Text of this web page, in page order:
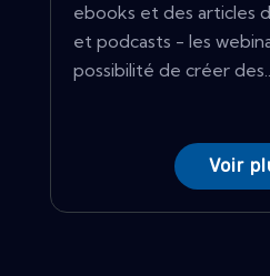
ebooks et des articles
et podcasts - les
possibilité de créer
Voir